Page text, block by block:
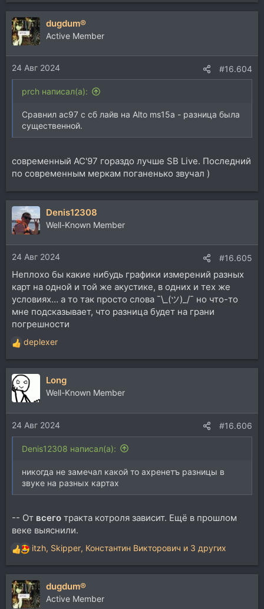
dugdum®
Active Member
24 Авг 2024 #16.604
prch написал(а):
Сравнил ac97 с сб лайв на Alto ms15a - разница была
существенной.
современный AC'97 гораздо лучше SB Live. Последний
по современным меркам поганенько звучал )
Denis12308
Well-Known Member
24 Авг 2024 #16.605
Неплохо бы какие нибудь графики измерений разных
карт на одной и той же акустике, в одних и тех же
условиях… а то так просто слова ¯\_(ツ)_/¯ но что-то
мне подсказывает, что разница будет на грани
погрешности
Р
е
а
к
ц
и
и
:
deplexer
Long
Well-Known Member
24 Авг 2024 #16.606
Denis12308 написал(а):
никогда не замечал какой то ахренетъ разницы в
звуке на разных картах
-- От всего тракта котроля зависит. Ещё в прошлом
веке выяснили.
Р
е
а
к
ц
itzh, Skipper, Константин Викторович и 3 других
dugdum®
Active Member